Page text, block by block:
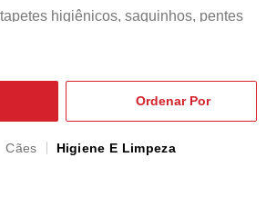
higiênicos, saquinhos, pentes
higiênicas adestradores,
Cães Higiene E Limpeza